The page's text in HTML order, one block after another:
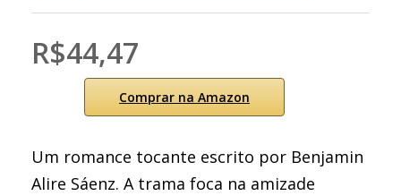
R$44,47
Comprar na Amazon
Um romance tocante escrito por Benjamin
Alire Sáenz. A trama foca na amizade